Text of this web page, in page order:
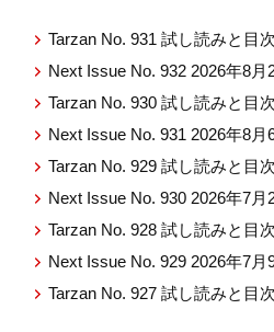
Tarzan No. 931 試し読みと目次
Next Issue No. 932 2026年8月
Tarzan No. 930 試し読みと目次
Next Issue No. 931 2026年8月
Tarzan No. 929 試し読みと目次
Next Issue No. 930 2026年7月
Tarzan No. 928 試し読みと目次
Next Issue No. 929 2026年7月
Tarzan No. 927 試し読みと目次